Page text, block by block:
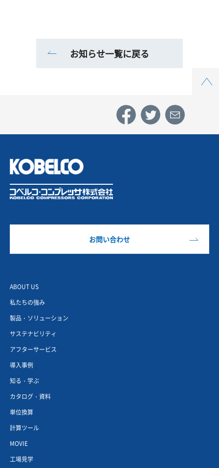
お知らせ一覧に戻る
お問い合わせ
ABOUT US
私たちの強み
製品・ソリューション
サステナビリティ
アフターサービス
導入事例
知る・学ぶ
カタログ・資料
単位換算
計算ツール
MOVIE
工場見学